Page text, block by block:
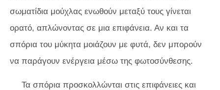
σωματίδια μούχλας ενωθούν μεταξύ τους γίνεται
ορατό, απλώνοντας σε μια επιφάνεια. Αν και τα
σπόρια του μύκητα μοιάζουν με φυτά, δεν μπορούν
να παράγουν ενέργεια μέσω της φωτοσύνθεσης.
Τα σπόρια προσκολλώνται στις επιφάνειες και